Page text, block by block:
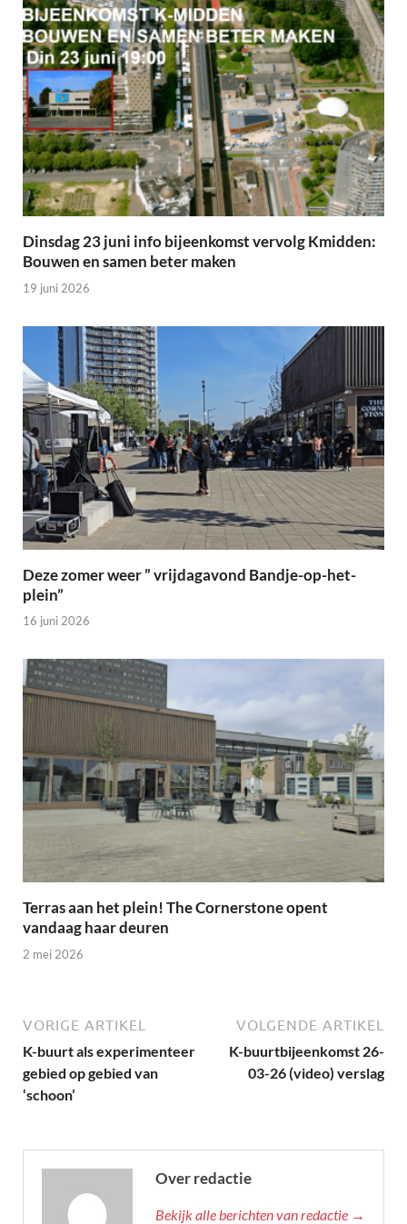
Dinsdag 23 juni info bijeenkomst vervolg Kmidden:
Bouwen en samen beter maken
19 juni 2026
Deze zomer weer ” vrijdagavond Bandje-op-het-
plein”
16 juni 2026
Terras aan het plein! The Cornerstone opent
vandaag haar deuren
2 mei 2026
VORIGE ARTIKEL
K-buurt als experimenteer
gebied op gebied van
‘schoon’
VOLGENDE ARTIKEL
K-buurtbijeenkomst 26-
03-26 (video) verslag
Over redactie
Bekijk alle berichten van redactie →